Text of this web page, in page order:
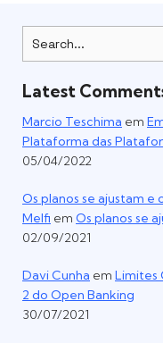
Latest
Marcio Teschima em
Plataforma das
05/04/2022
Os planos se ajustam
Melfi em Os planos se
02/09/2021
Davi Cunha em Limites
2 do Open Banking
30/07/2021